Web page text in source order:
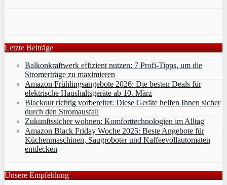
Letzte Beiträge
Balkonkraftwerk effizient nutzen: 7 Profi-Tipps, um die
Stromerträge zu maximieren
Amazon Frühlingsangebote 2026: Die besten Deals für
elektrische Haushaltsgeräte ab 10. März
Blackout richtig vorbereitet: Diese Geräte helfen Ihnen sicher
durch den Stromausfall
Zukunftssicher wohnen: Komforttechnologien im Alltag
Amazon Black Friday Woche 2025: Beste Angebote für
Küchenmaschinen, Saugroboter und Kaffeevollautomaten
entdecken
Unsere Empfehlung